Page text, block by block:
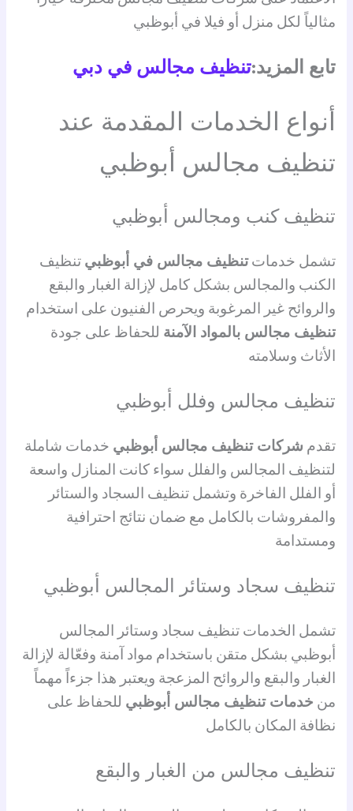
مثالياً لكل منزل أو فيلا في أبوظبي
تابع المزيد:تنظيف مجالس في دبي
أنواع الخدمات المقدمة عند
تنظيف مجالس أبوظبي
تنظيف كنب ومجالس أبوظبي
تشمل خدماتتنظيف مجالس في أبوظبي تنظيف
الكنب والمجالس بشكل كامل لإزالة الغبار والبقع
والروائح غير المرغوبة ويحرص الفنيون على استخدام
تنظيف مجالس بالمواد الآمنة للحفاظ على جودة
الأثاث وسلامته
تنظيف مجالس وفلل أبوظبي
تقدم شركات تنظيف مجالس أبوظبي خدمات شاملة
لتنظيف المجالس والفلل سواء كانت المنازل واسعة
أو الفلل الفاخرة وتشمل تنظيف السجاد والستائر
والمفروشات بالكامل مع ضمان نتائج احترافية
ومستدامة
تنظيف سجاد وستائر المجالس أبوظبي
تشمل الخدمات تنظيف سجاد وستائر المجالس
أبوظبي بشكل متقن باستخدام مواد آمنة وفعّالة لإزالة
الغبار والبقع والروائح المزعجة ويعتبر هذا جزءاً مهماً
من خدمات تنظيف مجالس أبوظبي للحفاظ على
نظافة المكان بالكامل
تنظيف مجالس من الغبار والبقع